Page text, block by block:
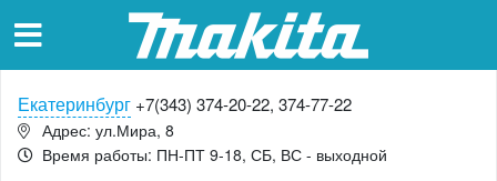
Екатеринбург +7(343) 374-20-22, 374-77-22
Адрес: ул.Мира, 8
Время работы: ПН-ПТ 9-18, СБ, ВС - выходной